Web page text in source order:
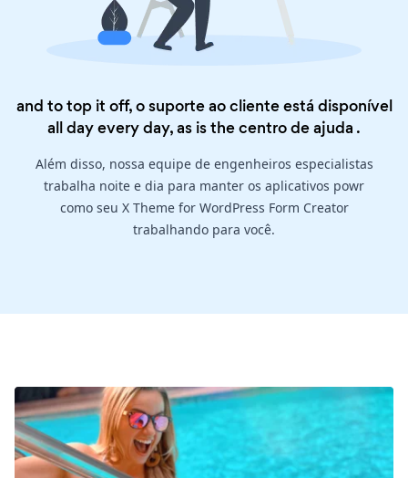
and to top it off, o suporte ao cliente está disponível
all day every day, as is thecentro de ajuda .
Além disso, nossa equipe de engenheiros especialistas
trabalha noite e dia para manter os aplicativos powr
como seu X Theme for WordPress Form Creator
trabalhando para você.